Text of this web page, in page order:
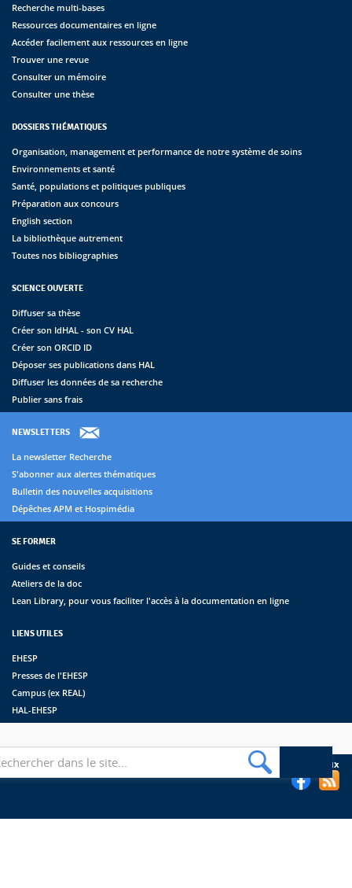
Recherche multi-bases
Ressources documentaires en ligne
Accéder facilement aux ressources en ligne
Trouver une revue
Consulter un mémoire
Consulter une thèse
DOSSIERS THÉMATIQUES
Organisation, management et performance de notre système de soins
Environnements et santé
Santé, populations et politiques publiques
Préparation aux concours
English section
La bibliothèque autrement
Toutes nos bibliographies
SCIENCE OUVERTE
Diffuser sa thèse
Créer son IdHAL - son CV HAL
Créer son ORCID ID
Déposer ses publications dans HAL
Diffuser les données de sa recherche
Publier sans frais
NEWSLETTERS
La newsletter Recherche
S'abonner aux alertes thématiques
Bulletin des nouvelles acquisitions
Dépêches APM et Hospimédia
SE FORMER
Guides et conseils
Ateliers de la doc
Lean Library, pour vous faciliter l'accès à la documentation en ligne
LIENS UTILES
EHESP
Presses de l'EHESP
Campus (ex REAL)
HAL-EHESP
Suivez les bibliothèques de l'EHESP sur les réseaux sociaux